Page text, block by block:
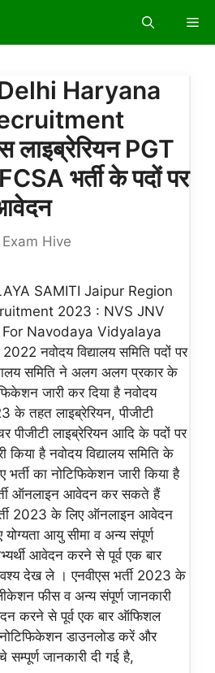
Haryana
लाइब्रेरियन PGT
भर्ती के पदों पर
Exam Hive
SAMITI Jaipur Region
2023 : NVS JNV
Navodaya Vidyalaya
नवोदय विद्यालय समिति पदों पर
समिति ने अलग अलग प्रकार के
जारी कर दिया है नवोदय
के तहत लाइब्रेरियन, पीजीटी
पीजीटी लाइब्रेरियन आदि के पदों पर
किया है नवोदय विद्यालय समिति के
भर्ती का नोटिफिकेशन जारी किया है
ऑनलाइन आवेदन कर सकते हैं
2023 के लिए ऑनलाइन आवेदन
आयु सीमा व अन्य संपूर्ण
आवेदन करने से पूर्व एक बार
देख ले । एनवीएस भर्ती 2023 के
फीस व अन्य संपूर्ण जानकारी
करने से पूर्व एक बार ऑफिशल
डाउनलोड करें और
जानकारी दी गई है,